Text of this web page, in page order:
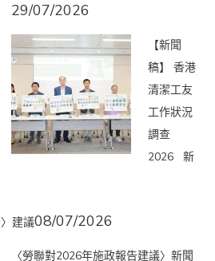
29/07/2026
【新聞
稿】 香港
清潔工友
工作狀況
調查
2026 新
建議08/07/2026
〈勞聯對2026年施政報告建議〉新聞